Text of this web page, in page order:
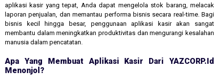
aplikasi kasir yang tepat, Anda dapat mengelola stok barang, melacak
laporan penjualan, dan memantau performa bisnis secara real-time. Bagi
bisnis kecil hingga besar, penggunaan aplikasi kasir akan sangat
membantu dalam meningkatkan produktivitas dan mengurangi kesalahan
manusia dalam pencatatan.
Apa Yang Membuat Aplikasi Kasir Dari YAZCORP.id
Menonjol?